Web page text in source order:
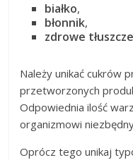
białko,
błonnik,
zdrowe
Należy unikać cukrów
przetworzonych
Odpowiednia ilość
organizmowi
Oprócz tego unikaj